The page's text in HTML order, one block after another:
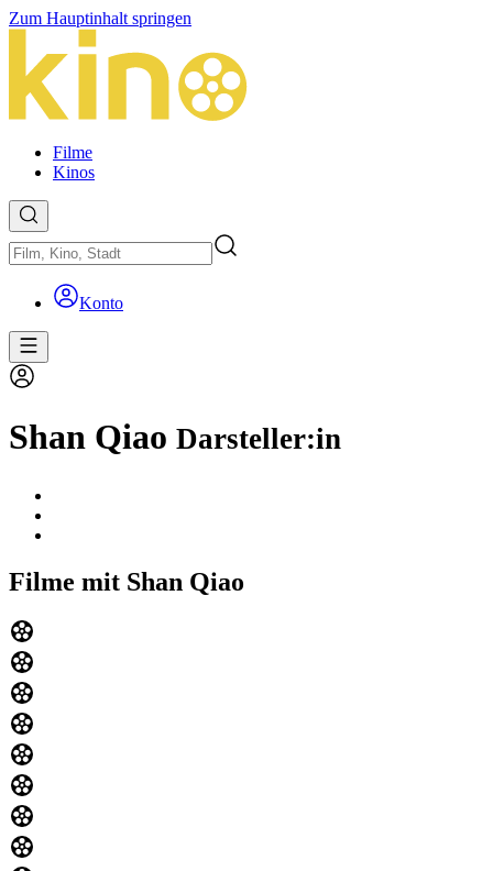
Zum Hauptinhalt springen
Filme
Kinos
Konto
Shan Qiao Darsteller:in
Filme mit Shan Qiao